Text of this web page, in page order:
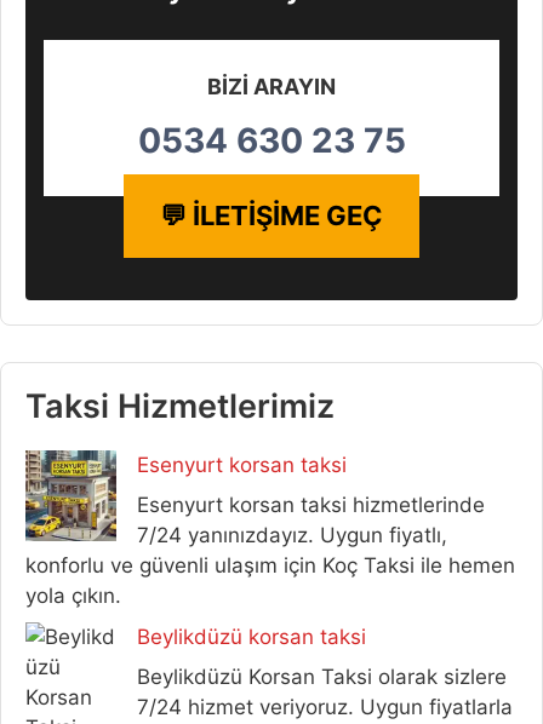
BİZİ ARAYIN
0534 630 23 75
💬 İLETİŞİME GEÇ
Taksi Hizmetlerimiz
Esenyurt korsan taksi
Esenyurt korsan taksi hizmetlerinde
7/24 yanınızdayız. Uygun fiyatlı,
konforlu ve güvenli ulaşım için Koç Taksi ile hemen
yola çıkın.
Beylikdüzü korsan taksi
Beylikdüzü Korsan Taksi olarak sizlere
7/24 hizmet veriyoruz. Uygun fiyatlarla